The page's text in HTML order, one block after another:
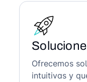
Ofrecemos
intuitivas y